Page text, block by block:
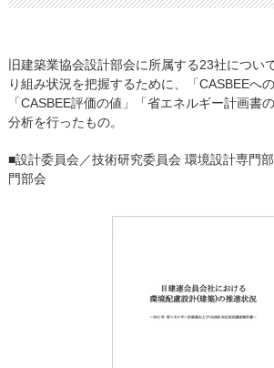
旧建築業協会設計部会に所属する23社につい
り組み状況を把握するために、「CASBEEへの
「CASBEE評価の値」「省エネルギー計画書
分析を行ったもの。
■設計委員会／技術研究委員会 環境設計専門
門部会